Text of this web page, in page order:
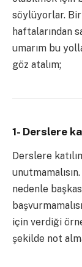
söylüyorlar.
haftalarından
umarım bu
göz atalım;
1- Derslere
Derslere
nedenle
için verdiği
şekilde not